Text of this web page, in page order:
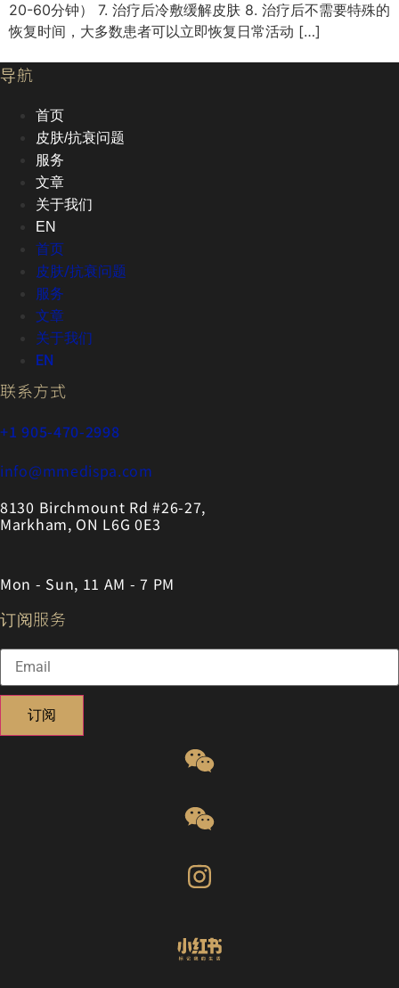
20-60分钟） 7. 治疗后冷敷缓解皮肤 8. 治疗后不需要特殊的
恢复时间，大多数患者可以立即恢复日常活动 […]
导航
首页
皮肤/抗衰问题
服务
文章
关于我们
EN
首页
皮肤/抗衰问题
服务
文章
关于我们
EN
联系方式
+1 905-470-2998
info@mmedispa.com
8130 Birchmount Rd #26-27,
Markham, ON L6G 0E3
Mon - Sun, 11 AM - 7 PM
订阅服务
订阅